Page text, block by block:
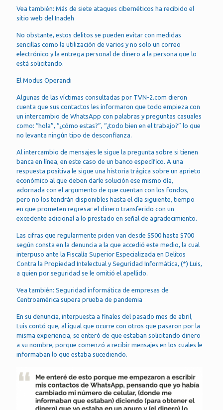
Vea también: Más de siete ataques cibernéticos ha recibido el
sitio web del Inadeh
No obstante, estos delitos se pueden evitar con medidas
sencillas como la utilización de varios y no solo un correo
electrónico y la entrega personal de dinero a la persona que lo
está solicitando.
El Modus Operandi
Algunas de las víctimas consultadas por TVN-2.com dieron
cuenta que sus contactos les informaron que todo empieza con
un intercambio de WhatsApp con palabras y preguntas casuales
como: “hola”, “¿cómo estas?”, “¿todo bien en el trabajo?” lo que
no levanta ningún tipo de desconfianza.
Al intercambio de mensajes le sigue la pregunta sobre si tienen
banca en línea, en este caso de un banco específico. A una
respuesta positiva le sigue una historia trágica sobre un aprieto
económico al que deben darle solución ese mismo día,
adornada con el argumento de que cuentan con los fondos,
pero no los tendrán disponibles hasta el día siguiente, tiempo
en que prometen regresar el dinero transferido con un
excedente adicional a lo prestado en señal de agradecimiento.
Las cifras que regularmente piden van desde $500 hasta $700
según consta en la denuncia a la que accedió este medio, la cual
interpuso ante la Fiscalía Superior Especializada en Delitos
Contra la Propiedad Intelectual y Seguridad Informática, (*) Luis,
a quien por seguridad se le omitió el apellido.
Vea también: Seguridad informática de empresas de
Centroamérica supera prueba de pandemia
En su denuncia, interpuesta a finales del pasado mes de abril,
Luis contó que, al igual que ocurre con otros que pasaron por la
misma experiencia, se enteró de que estaban solicitando dinero
a su nombre, porque comenzó a recibir mensajes en los cuales le
informaban lo que estaba sucediendo.